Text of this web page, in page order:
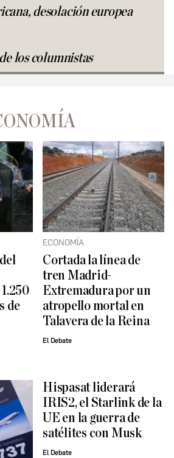
desolación europea
los columnistas
de
ECONOMÍA
Cortada la línea de
tren Madrid-
Extremadura por un
atropello mortal en
Talavera de la Reina
El Debate
Hispasat liderará
IRIS2, el Starlink de la
UE en la guerra de
satélites con Musk
El Debate